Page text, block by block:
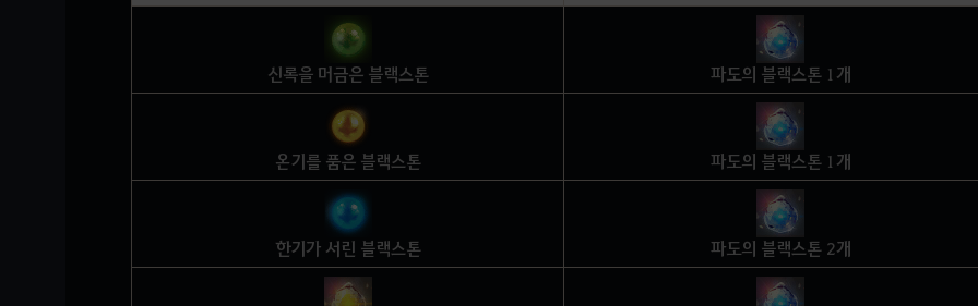
신록을 머금은 블랙스톤 파도의 블랙스톤 1개
온기를 품은 블랙스톤 파도의 블랙스톤 1개
한기가 서린 블랙스톤 파도의 블랙스톤 2개